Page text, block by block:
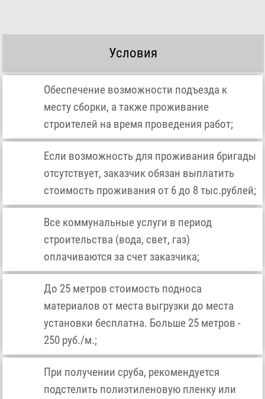
Условия
Обеспечение возможности подъезда к
месту сборки, а также проживание
строителей на время проведения работ;
Если возможность для проживания бригады
отсутствует, заказчик обязан выплатить
стоимость проживания от 6 до 8 тыс.рублей;
Все коммунальные услуги в период
строительства (вода, свет, газ)
оплачиваются за счет заказчика;
До 25 метров стоимость подноса
материалов от места выгрузки до места
установки бесплатна. Больше 25 метров -
250 руб./м.;
При получении сруба, рекомендуется
подстелить полиэтиленовую пленку или